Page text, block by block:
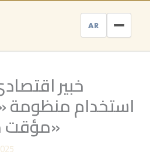
AR
خبير
استخدام منظومة
مؤقت من «السويفت»